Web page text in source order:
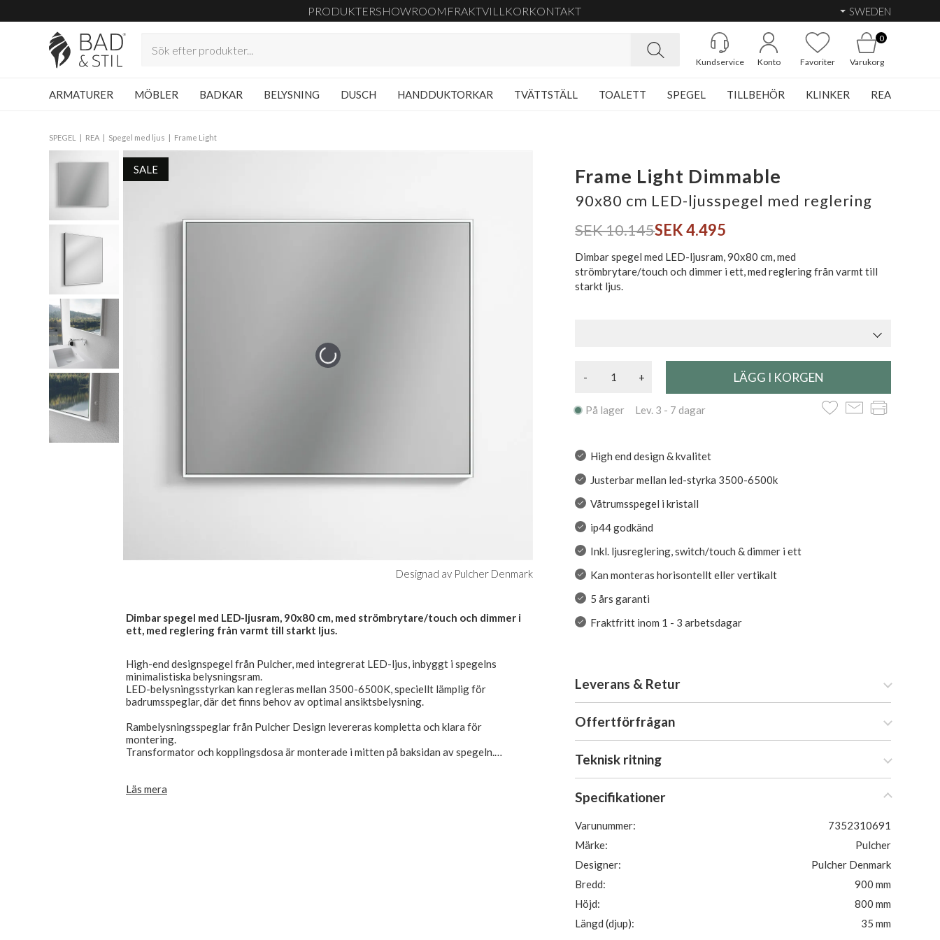
PRODUKTERSHOWROOM FRAKTVILLKORKONTAKT SWEDEN
Kundservice Konto Favoriter
0
Varukorg
ARMATURER MÖBLER BADKAR BELYSNING DUSCH HANDDUKTORKAR TVÄTTSTÄLL TOALETT SPEGEL TILLBEHÖR KLINKER REA
SPEGEL REA Spegel med ljus Frame Light
SALE
Designad av Pulcher Denmark
Dimbar spegel med LED-ljusram, 90x80 cm, med strömbrytare/touch och dimmer i
ett, med reglering från varmt till starkt ljus.
High-end designspegel från Pulcher, med integrerat LED-ljus, inbyggt i spegelns
minimalistiska belysningsram.
LED-belysningsstyrkan kan regleras mellan 3500-6500K, speciellt lämplig för
badrumsspeglar, där det finns behov av optimal ansiktsbelysning.
Rambelysningsspeglar från Pulcher Design levereras kompletta och klara för
montering.
Transformator och kopplingsdosa är monterade i mitten på baksidan av spegeln.
spegeln, i nedre högra hörnet, monteras spegeln åt andra hållet så kommer
Läs mera
Frame Light Dimmable
90x80 cm LED-ljusspegel med reglering
SEK 10.145SEK 4.495
Dimbar spegel med LED-ljusram, 90x80 cm, med
strömbrytare/touch och dimmer i ett, med reglering från varmt till
starkt ljus.
- +
På lager Lev. 3 - 7 dagar
High end design & kvalitet
Justerbar mellan led-styrka 3500-6500k
Våtrumsspegel i kristall
ip44 godkänd
Inkl. ljusreglering, switch/touch & dimmer i ett
Kan monteras horisontellt eller vertikalt
5 års garanti
Fraktfritt inom 1 - 3 arbetsdagar
Leverans & Retur
Offertförfrågan
Teknisk ritning
Specifikationer
Varunummer:
7352310691
Märke:
Pulcher
Designer:
Pulcher Denmark
Bredd:
900 mm
Höjd:
800 mm
Längd (djup):
35 mm